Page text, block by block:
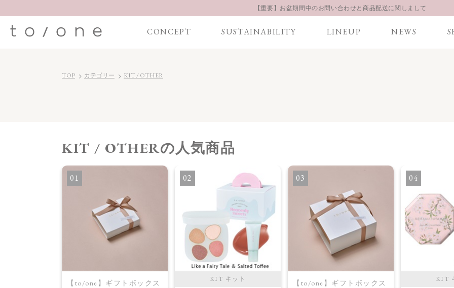
お得な定期購入コースはこちら
LINE お友達登録 500円OFFクーポンプレゼント
CONCEPT SUSTAINABILITY LINEUP NEWS
TOP カテゴリー KIT / OTHER
KIT / OTHERの人気商品
1
【to/one】ギフトボックス
2
KIT キット
3
【to/one】ギフトボックス
4
KIT